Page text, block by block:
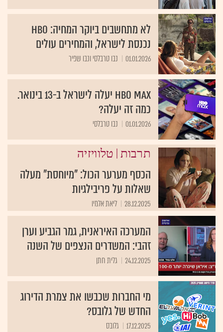
לא מתחשבים ביוקר המחיה: HBO
נכנסת לישראל, והמחירים עולים
01.01.2026 נבו טרבלסי ונבו שפיר
HBO Max יעלה לישראל ב-13 בינואר.
כמה זה יעלה?
01.01.2026 נבו טרבלסי
תרבות | טלוויזיה
הכסף מערער הכול: "מיוחסת" מעלה
שאלות על פריבילגיות
28.12.2025 ליאת אלמיו
המערכה האיראנית, גמר הגביע וערן
זהבי: המשדרים הנצפים של השנה
24.12.2025 גלית חתן
מי החברות שכבשו את צמרת הדירוג
החדש של גלובס?
17.12.2025 גלובס